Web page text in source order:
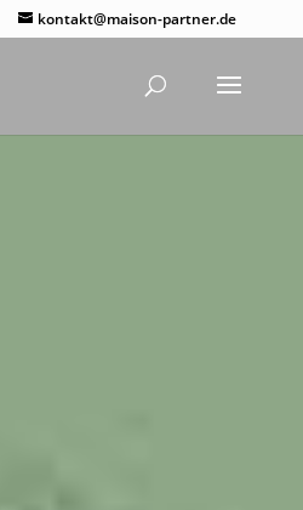
kontakt@maison-partner.de